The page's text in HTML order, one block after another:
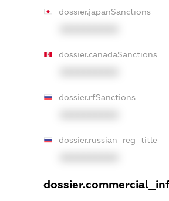
dossier.japanSanctions
dossier.canadaSanctions
dossier.rfSanctions
dossier.russian_reg_title